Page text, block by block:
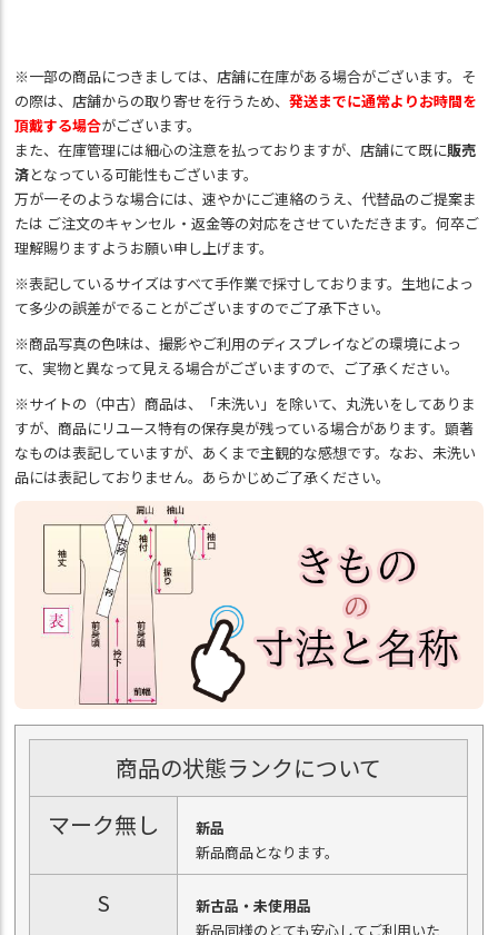
※一部の商品につきましては、店舗に在庫がある場合がございます。そ
の際は、店舗からの取り寄せを行うため、発送までに通常よりお時間を
頂戴する場合がございます。
また、在庫管理には細心の注意を払っておりますが、店舗にて既に販売
済となっている可能性もございます。
万が一そのような場合には、速やかにご連絡のうえ、代替品のご提案ま
たは ご注文のキャンセル・返金等の対応をさせていただきます。何卒ご
理解賜りますようお願い申し上げます。
※表記しているサイズはすべて手作業で採寸しております。生地によっ
て多少の誤差がでることがございますのでご了承下さい。
※商品写真の色味は、撮影やご利用のディスプレイなどの環境によっ
て、実物と異なって見える場合がございますので、ご了承ください。
※サイトの（中古）商品は、「未洗い」を除いて、丸洗いをしてありま
すが、商品にリユース特有の保存臭が残っている場合があります。顕著
なものは表記していますが、あくまで主観的な感想です。なお、未洗い
品には表記しておりません。あらかじめご了承ください。
商品の状態ランクについて
マーク無し
新品
新品商品となります。
S
新古品・未使用品
新品同様のとても安心してご利用いた